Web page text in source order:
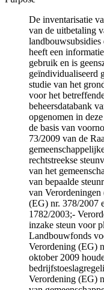
De inventarisatie
van de uitbetaling
landbouwsubsidies
heeft een
gebruik en is
geïndividualiseerd
studie van het
voor het
beheersdatabank
opgenomen in
de basis van
73/2009 van de
rechtstreekse
van het
van bepaalde
van
(EG) nr. 378/2007
1782/2003;-
inzake steun voor
Landbouwfonds
Verordening (EG)
oktober 2009
Verordening (EG)